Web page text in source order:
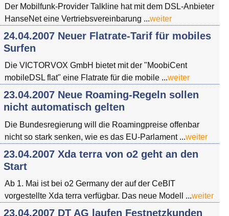
Der Mobilfunk-Provider Talkline hat mit dem DSL-Anbieter
HanseNet eine Vertriebsvereinbarung ...weiter
24.04.2007 Neuer Flatrate-Tarif für mobiles
Surfen
Die VICTORVOX GmbH bietet mit der "MoobiCent
mobileDSL flat" eine Flatrate für die mobile ...weiter
23.04.2007 Neue Roaming-Regeln sollen
nicht automatisch gelten
Die Bundesregierung will die Roamingpreise offenbar
nicht so stark senken, wie es das EU-Parlament ...weiter
23.04.2007 Xda terra von o2 geht an den
Start
Ab 1. Mai ist bei o2 Germany der auf der CeBIT
vorgestellte Xda terra verfügbar. Das neue Modell ...weiter
23.04.2007 DT AG laufen Festnetzkunden